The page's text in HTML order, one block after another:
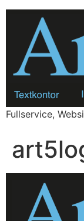
Zum
springen
Fullservice,